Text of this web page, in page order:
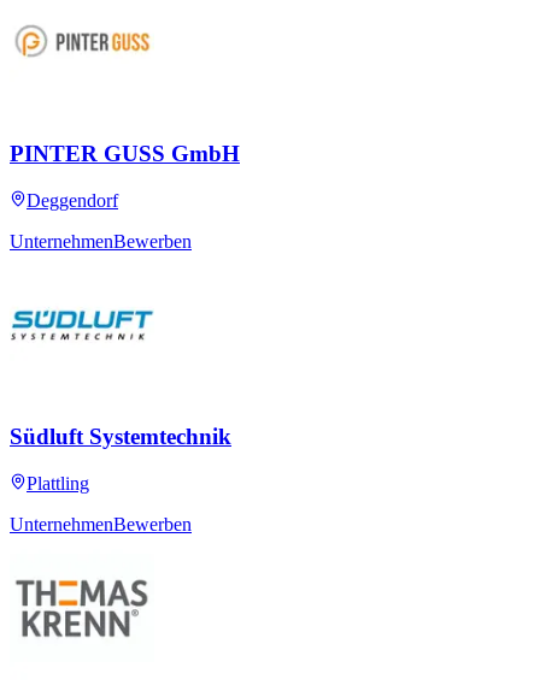
PINTER GUSS GmbH
Deggendorf
UnternehmenBewerben
Südluft Systemtechnik
Plattling
UnternehmenBewerben